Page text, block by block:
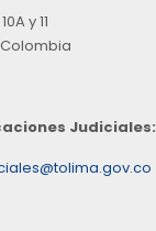
y 11
Judiciales: